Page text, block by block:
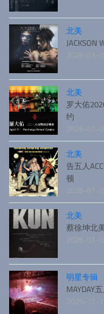
北美
JACKSON
2026-01-
北美
罗大佑
约
2026-01-
北美
告五人
顿
2026-01-
北美
蔡徐坤北
2026-01-
明星专辑
MAYDAY
2025-12-